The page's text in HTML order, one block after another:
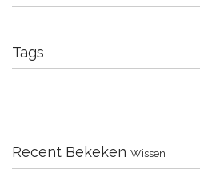
Tags
Recent Bekeken Wissen